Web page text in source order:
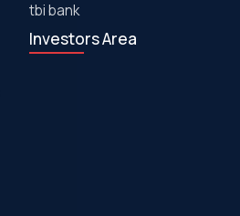
tbi bank
Investors Area